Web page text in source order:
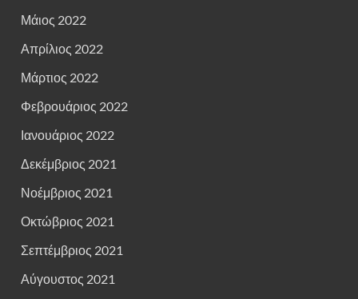
Μάιος 2022
Απρίλιος 2022
Μάρτιος 2022
Φεβρουάριος 2022
Ιανουάριος 2022
Δεκέμβριος 2021
Νοέμβριος 2021
Οκτώβριος 2021
Σεπτέμβριος 2021
Αύγουστος 2021